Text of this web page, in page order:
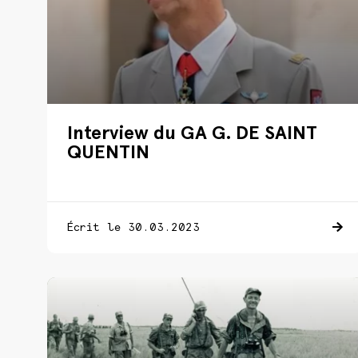
Interview du GA G. DE SAINT
QUENTIN
Écrit le 30.03.2023